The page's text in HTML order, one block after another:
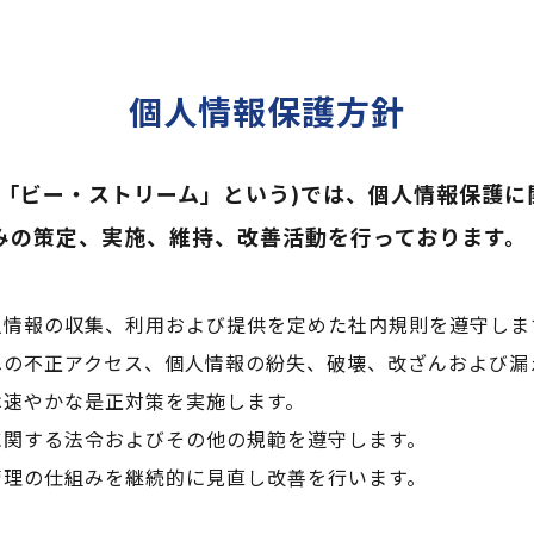
個人情報保護方針
ビー・ストリーム」という)では、個人情報保護
策定、実施、維持、改善活動を行っております。
報の収集、利用および提供を定めた社内規則を遵守しま
不正アクセス、個人情報の紛失、破壊、改ざんおよび
やかな是正対策を実施します。
する法令およびその他の規範を遵守します。
の仕組みを継続的に見直し改善を行います。